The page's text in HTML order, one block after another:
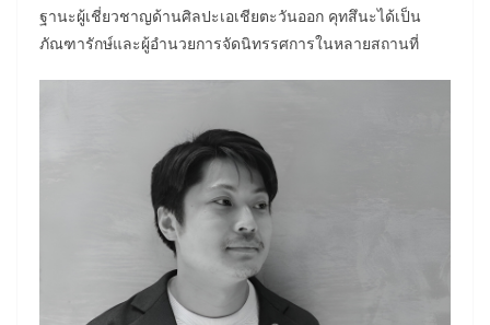
ฐานะผู้เชี่ยวชาญด้านศิลปะเอเชียตะวันออก คุทสึนะได้เป็น
ภัณฑารักษ์และผู้อำนวยการจัดนิทรรศการในหลายสถานที่